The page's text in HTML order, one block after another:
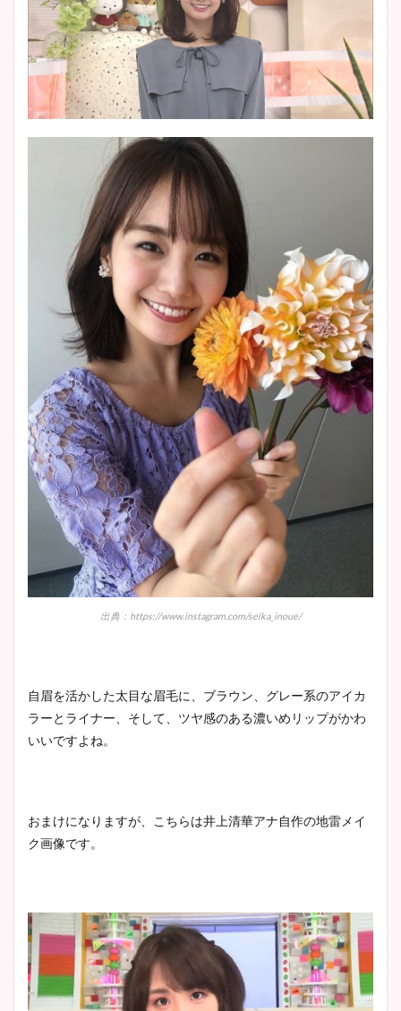
肉も凄い！
鈴木唯の太ってた時の体重が
ヤバすぎww原因や痩せたダ
イエット方は？昔と現在を画
像比較！
豊島実季アナのカップ画像ま
とめ！美脚や水着姿に年齢も
調査！
宇賀神メグアナのニット画像
まとめ！足も美脚でカップも
凄い！
池谷実悠アナのメガネ画像が
かわいい！カップや水着姿も
まとめた！
出典：https://www.instagram.com/seika_inoue/
自眉を活かした太目な眉毛に、ブラウン、グレー系のアイカ
ラーとライナー、そして、ツヤ感のある濃いめリップがかわ
いいですよね。
おまけになりますが、こちらは井上清華アナ自作の地雷メイ
ク画像です。